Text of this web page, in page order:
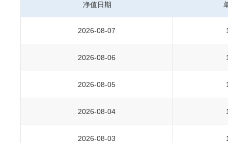
净值日期
2026-08-07
2026-08-06
2026-08-05
2026-08-04
2026-08-03